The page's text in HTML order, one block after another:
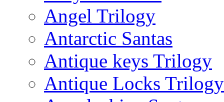
Angel Trilogy
Antarctic Santas
Antique keys Trilogy
Antique Locks Trilogy